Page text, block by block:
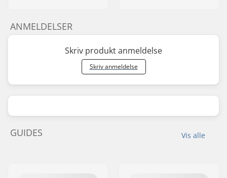
ANMELDELSER
Skriv produkt anmeldelse
Skriv anmeldelse
Vis alle
GUIDES